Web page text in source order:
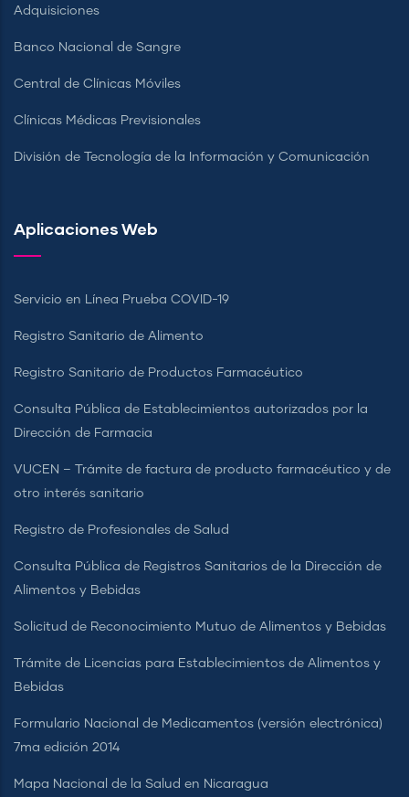
Adquisiciones
Banco Nacional de Sangre
Central de Clínicas Móviles
Clínicas Médicas Previsionales
División de Tecnología de la Información y Comunicación
Aplicaciones Web
Servicio en Línea Prueba COVID-19
Registro Sanitario de Alimento
Registro Sanitario de Productos Farmacéutico
Consulta Pública de Establecimientos autorizados por la
Dirección de Farmacia
VUCEN – Trámite de factura de producto farmacéutico y de
otro interés sanitario
Registro de Profesionales de Salud
Consulta Pública de Registros Sanitarios de la Dirección de
Alimentos y Bebidas
Solicitud de Reconocimiento Mutuo de Alimentos y Bebidas
Trámite de Licencias para Establecimientos de Alimentos y
Bebidas
Formulario Nacional de Medicamentos (versión electrónica)
7ma edición 2014
Mapa Nacional de la Salud en Nicaragua